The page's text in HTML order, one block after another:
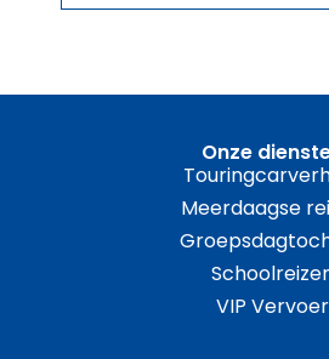
Onze
Meerdaagse
VIP Vervoer